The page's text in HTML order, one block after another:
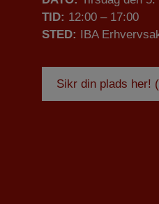
TID: 12:00 – 17:00
STED:
IBA
Sikr din plads her!